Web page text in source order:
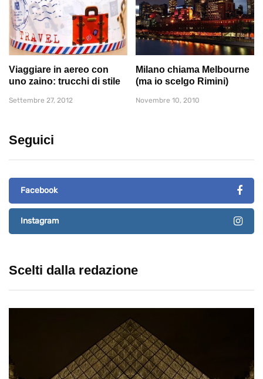
Viaggiare in aereo con
uno zaino: trucchi di stile
Settembre 27, 2012
Milano chiama Melbourne
(ma io scelgo Rimini)
Novembre 10, 2010
Seguici
Facebook
Instagram
Scelti dalla redazione